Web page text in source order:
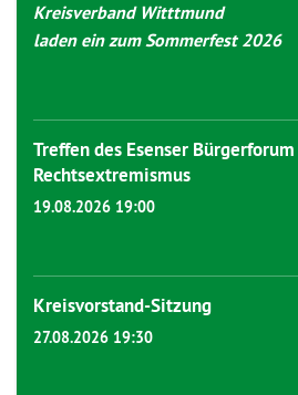
Kreisverband Witttmund
laden ein zum Sommerfest 2026
Treffen des Esenser
Rechtsextremismus
19.08.2026 19:00
Kreisvorstand-Sitzung
27.08.2026 19:30